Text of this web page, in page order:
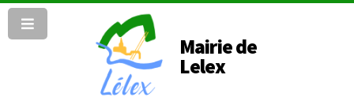
Mairie de
Lelex